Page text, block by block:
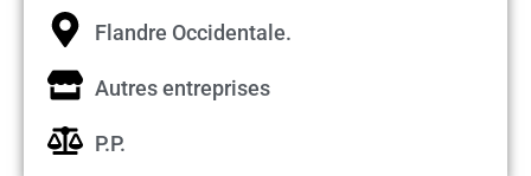
Flandre Occidentale.
Autres entreprises
P.P.